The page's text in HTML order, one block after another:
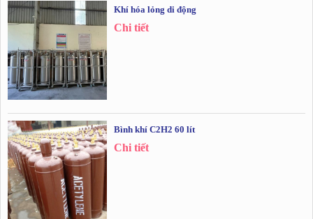
Khí hóa lỏng di động
Chi tiết
Bình khí C2H2 60 lít
Chi tiết